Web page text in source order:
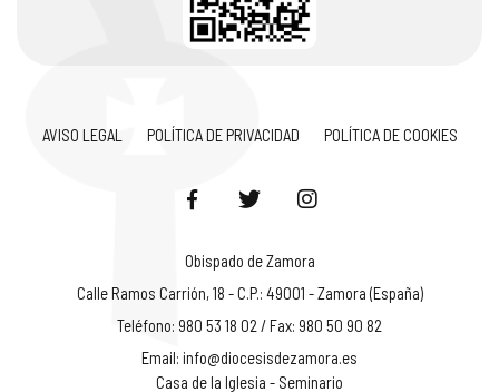
AVISO LEGAL POLÍTICA DE PRIVACIDAD POLÍTICA DE COOKIES
Obispado de Zamora
Calle Ramos Carrión, 18 - C.P.: 49001 - Zamora (España)
Teléfono: 980 53 18 02 / Fax: 980 50 90 82
Email: info@diocesisdezamora.es
Casa de la Iglesia - Seminario